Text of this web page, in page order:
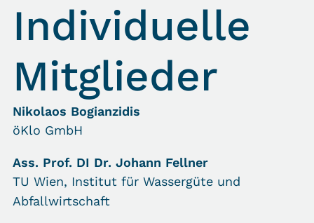
Individuelle
Mitglieder
Nikolaos Bogianzidis
öKlo GmbH
Ass. Prof. DI Dr. Johann Fellner
TU Wien, Institut für Wassergüte und
Abfallwirtschaft